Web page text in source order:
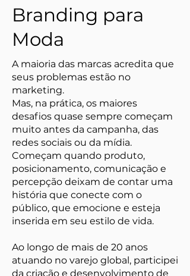
Branding para
Moda
A maioria das marcas acredita que
seus problemas estão no
marketing.
Mas, na prática, os maiores
desafios quase sempre começam
muito antes da campanha, das
redes sociais ou da mídia.
Começam quando produto,
posicionamento, comunicação e
percepção deixam de contar uma
história que conecte com o
público, que emocione e esteja
inserida em seu estilo de vida.
Ao longo de mais de 20 anos
atuando no varejo global, participei
da criação e desenvolvimento de